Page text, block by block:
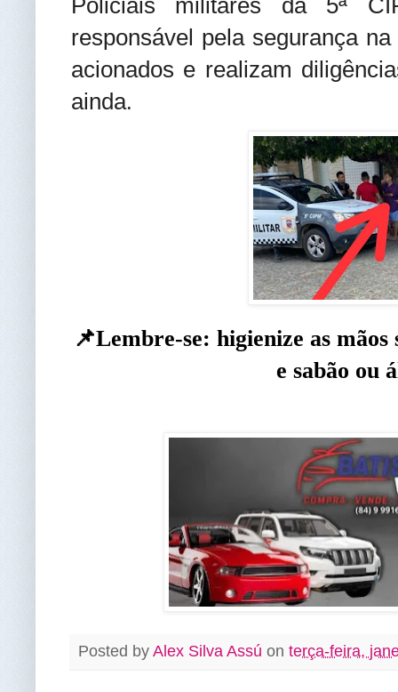
responsável pela segurança
acionados e realizam
ainda.
📌Lembre-se: higienize as
e sabão ou
Posted by Alex Silva Assú on terça-feira,